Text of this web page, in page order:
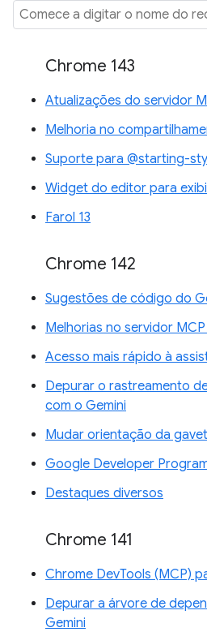
Chrome 143
Atualizações do servidor
Melhoria no
Suporte para @starting-
Widget do editor para
Farol 13
Chrome 142
Sugestões de código do
Melhorias no servidor
Acesso mais rápido à
Depurar o rastreamento
com o Gemini
Mudar orientação da
Google Developer
Destaques diversos
Chrome 141
Chrome DevTools (MCP)
Depurar a árvore de
Gemini